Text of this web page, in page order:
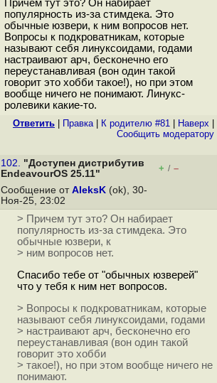
Причем тут это? Он набирает
популярность из-за стимдека. Это
обычные юзвери, к ним вопросов нет.
Вопросы к подкроватникам, которые
называют себя линуксоидами, годами
настраивают арч, бесконечно его
переустанавливая (вон один такой
говорит это хобби такое!), но при этом
вообще ничего не понимают. Линукс-
ролевики какие-то.
Ответить Правка| К родителю #81 Наверх
Cообщить модератору
102. "Доступен дистрибутив
EndeavourOS 25.11"
+ / –
Сообщение от AleksK (ok), 30-
Ноя-25, 23:02
> Причем тут это? Он набирает
популярность из-за стимдека. Это
обычные юзвери, к
> ним вопросов нет.
Спасибо тебе от "обычных юзверей"
что у тебя к ним нет вопросов.
> Вопросы к подкроватникам, которые
называют себя линуксоидами, годами
> настраивают арч, бесконечно его
переустанавливая (вон один такой
говорит это хобби
> такое!), но при этом вообще ничего не
понимают.